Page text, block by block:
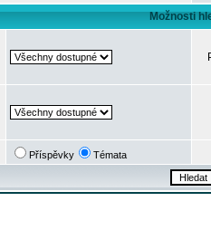
Možnosti
Příspěvky Témata